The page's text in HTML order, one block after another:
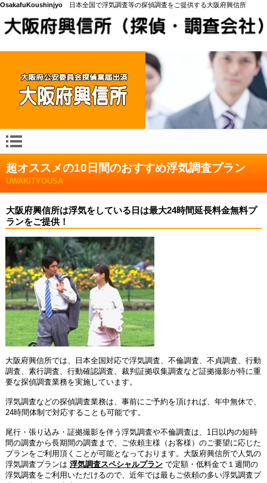
OsakafuKoushinjyo 日本全国で浮気調査等の探偵調査をご提供する大阪府興信所
超オススメの10日間のおすすめ浮気調査プラン
UWAKITYOUSA
大阪府興信所は浮気をしている日は最大24時間延長料金無料プ
ランをご提供！
大阪府興信所では、日本全国対応で浮気調査、不倫調査、不貞調査、行動
調査、素行調査、行動確認調査、裁判証拠収集調査など証拠撮影が特に重
要な探偵調査業務を実施しています。
浮気調査などの探偵調査業務は、事前にご予約を頂ければ、年中無休で、
24時間体制で対応することも可能です。
尾行・張り込み・証拠撮影を伴う浮気調査や不倫調査は、1日以内の短時
間の調査から長期間の調査まで、ご依頼主様（お客様）のご要望に応じた
プランをご利用頂くことが可能となっております。 大阪府興信所で人気の
浮気調査プランは 浮気調査スペシャルプランで定額・低料金で１週間の
浮気調査をご利用いただけるので、近年では最もご依頼の多い浮気調査プ